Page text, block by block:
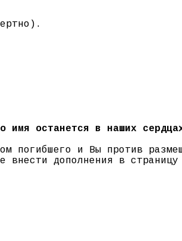
имя останется в наших
погибшего и Вы против
внести дополнения в